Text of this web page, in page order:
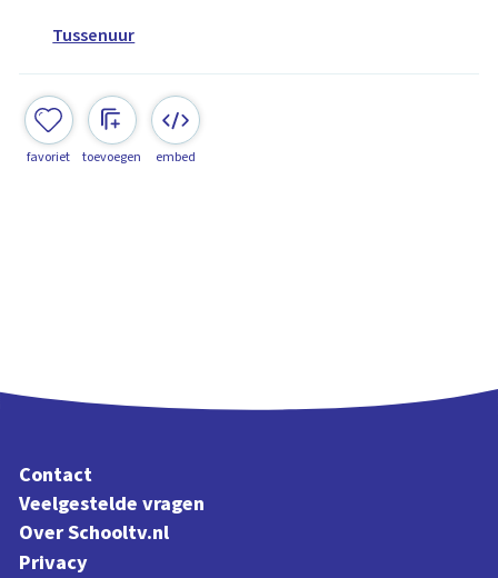
Tussenuur
favoriet toevoegen embed
Contact
Veelgestelde vragen
Over Schooltv.nl
Privacy